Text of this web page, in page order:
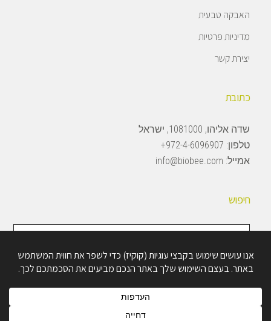
האבקה טבעית
מדיניות פרטיות
יצירת קשר
כתובת
שדה אליהו, 1081000, ישראל
טלפון: 972-4-6096907+
אמייל: info@biobee.com
חיפוש
חיפוש